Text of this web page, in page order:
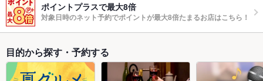
ポイントプラスで最大8倍
対象日時のネット予約でポイントが最大8倍たまるお店はこちら！
目的から探す・予約する